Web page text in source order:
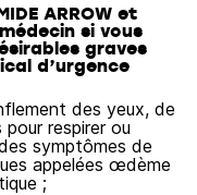
ARROW et
si vous
graves
d’urgence
des yeux, de
respirer ou
symptômes de
appelées œdème
;